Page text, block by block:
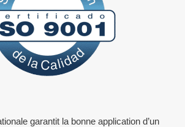
garantit la bonne application d’un